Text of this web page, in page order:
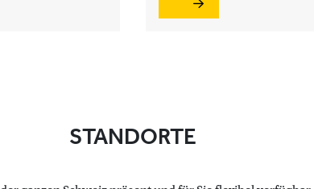
STANDORTE